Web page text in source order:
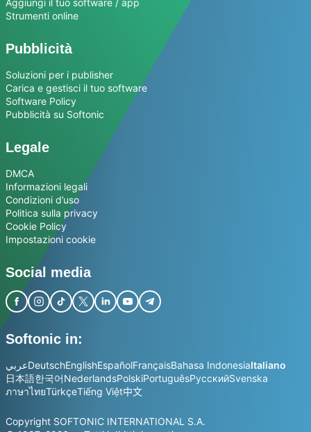
Strumenti online
Pubblicità
Soluzioni per i publisher
Carica e gestisci il tuo software
Software Policy
Pubblicità su Softonic
Legale
DMCA
Informazioni legali
Condizioni d’uso
Politica sulla privacy
Cookie Policy
Impostazioni cookie
Social media
Softonic in:
عربيDeutschEnglishEspañolFrançaisBahasa IndonesiaItaliano
日本語한국어NederlandsPolskiPortuguêsРусскийSvenska
ภาษาไทยTürkçeTiếng Việt中文
Copyright SOFTONIC INTERNATIONAL S.A.